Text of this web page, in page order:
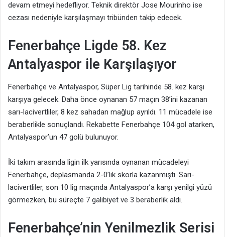
devam etmeyi hedefliyor. Teknik direktör Jose Mourinho ise
cezası nedeniyle karşılaşmayı tribünden takip edecek.
Fenerbahçe Ligde 58. Kez
Antalyaspor ile Karşılaşıyor
Fenerbahçe ve Antalyaspor, Süper Lig tarihinde 58. kez karşı
karşıya gelecek. Daha önce oynanan 57 maçın 38’ini kazanan
sarı-lacivertliler, 8 kez sahadan mağlup ayrıldı. 11 mücadele ise
beraberlikle sonuçlandı. Rekabette Fenerbahçe 104 gol atarken,
Antalyaspor’un 47 golü bulunuyor.
İki takım arasında ligin ilk yarısında oynanan mücadeleyi
Fenerbahçe, deplasmanda 2-0’lık skorla kazanmıştı. Sarı-
lacivertliler, son 10 lig maçında Antalyaspor’a karşı yenilgi yüzü
görmezken, bu süreçte 7 galibiyet ve 3 beraberlik aldı.
Fenerbahçe’nin Yenilmezlik Serisi